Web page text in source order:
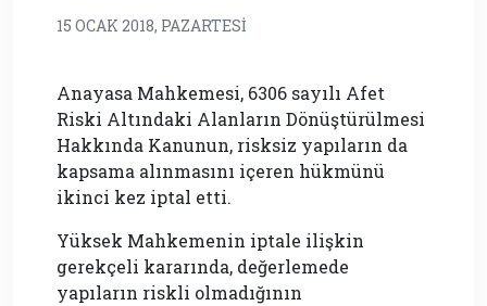
15 OCAK 2018, PAZARTESI
Anayasa Mahkemesi, 6306 sayılı Afet
Riski Altındaki Alanların Dönüştürülmesi
Hakkında Kanunun, risksiz yapıların da
kapsama alınmasını içeren hükmünü
ikinci kez iptal etti.
Yüksek Mahkemenin iptale ilişkin
gerekçeli kararında, değerlemede
yapıların riskli olmadığının